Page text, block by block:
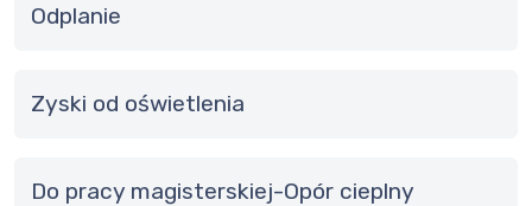
odplanie
Zyski od oświetlenia
do pracy magisterskiej-Opór cieplny